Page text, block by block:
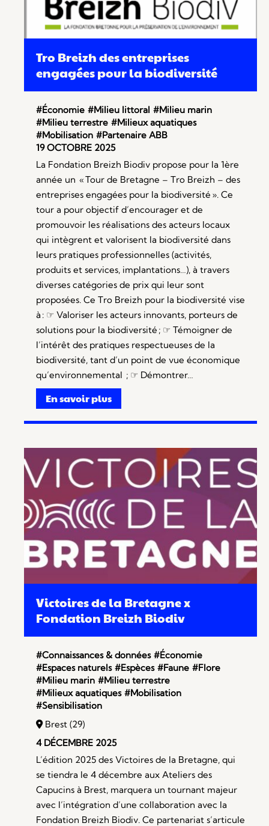
Tro Breizh des entreprises
engagées pour la biodiversité
#Économie #Milieu littoral #Milieu marin
#Milieu terrestre #Milieux aquatiques
#Mobilisation #Partenaire ABB
19 OCTOBRE 2025
La Fondation Breizh Biodiv propose pour la 1ère
année un « Tour de Bretagne – Tro Breizh – des
entreprises engagées pour la biodiversité ». Ce
tour a pour objectif d’encourager et de
promouvoir les réalisations des acteurs locaux
qui intègrent et valorisent la biodiversité dans
leurs pratiques professionnelles (activités,
produits et services, implantations…), à travers
diverses catégories de prix qui leur sont
proposées. Ce Tro Breizh pour la biodiversité vise
à : ☞ Valoriser les acteurs innovants, porteurs de
solutions pour la biodiversité ; ☞ Témoigner de
l’intérêt des pratiques respectueuses de la
biodiversité, tant d’un point de vue économique
qu’environnemental ; ☞ Démontrer…
En savoir plus
Victoires de la Bretagne x
Fondation Breizh Biodiv
#Connaissances & données #Économie
#Espaces naturels #Espèces #Faune #Flore
#Milieu marin #Milieu terrestre
#Milieux aquatiques #Mobilisation
#Sensibilisation
Brest (29)
4 DÉCEMBRE 2025
L’édition 2025 des Victoires de la Bretagne, qui
se tiendra le 4 décembre aux Ateliers des
Capucins à Brest, marquera un tournant majeur
avec l’intégration d’une collaboration avec la
Fondation Breizh Biodiv. Ce partenariat s’articule